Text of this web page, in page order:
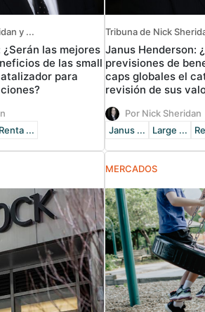
y ...
las mejores
de las small
para
Renta ...
Tribuna de Nick
Janus Henderson:
previsiones de
caps globales el
revisión de sus
Por Nick Sheridan
Janus ...
Large ...
MERCADOS